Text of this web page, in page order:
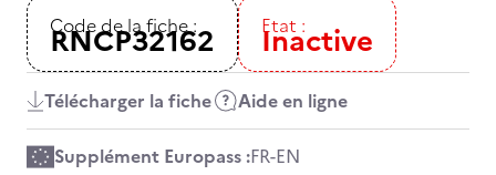
Code de la fiche :
RNCP32162 Etat :
Inactive
Télécharger la fiche Aide en ligne
Supplément Europass :FR-EN